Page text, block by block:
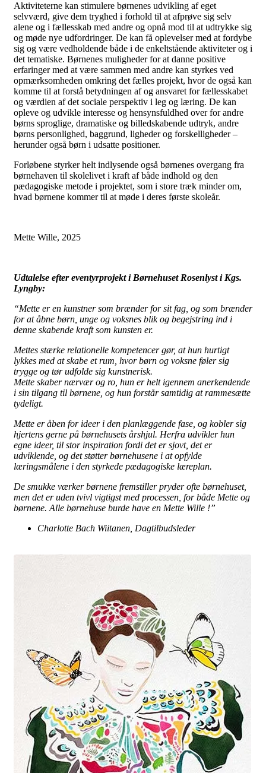
Aktiviteterne kan stimulere børnenes udvikling af eget
selvværd, give dem tryghed i forhold til at afprøve sig selv
alene og i fællesskab med andre og opnå mod til at udtrykke sig
og møde nye udfordringer. De kan få oplevelser med at fordybe
sig og være vedholdende både i de enkeltstående aktiviteter og i
det tematiske. Børnenes muligheder for at danne positive
erfaringer med at være sammen med andre kan styrkes ved
opmærksomheden omkring det fælles projekt, hvor de også kan
komme til at forstå betydningen af og ansvaret for fællesskabet
og værdien af det sociale perspektiv i leg og læring. De kan
opleve og udvikle interesse og hensynsfuldhed over for andre
børns sproglige, dramatiske og billedskabende udtryk, andre
børns personlighed, baggrund, ligheder og forskelligheder –
herunder også børn i udsatte positioner.
Forløbene styrker helt indlysende også børnenes overgang fra
børnehaven til skolelivet i kraft af både indhold og den
pædagogiske metode i projektet, som i store træk minder om,
hvad børnene kommer til at møde i deres første skoleår.
Mette Wille, 2025
Udtalelse efter eventyrprojekt i Børnehuset Rosenlyst i Kgs.
Lyngby:
“Mette er en kunstner som brænder for sit fag, og som brænder
for at åbne børn, unge og voksnes blik og begejstring ind i
denne skabende kraft som kunsten er.
Mettes stærke relationelle kompetencer gør, at hun hurtigt
lykkes med at skabe et rum, hvor børn og voksne føler sig
trygge og tør udfolde sig kunstnerisk.
Mette skaber nærvær og ro, hun er helt igennem anerkendende
i sin tilgang til børnene, og hun forstår samtidig at rammesætte
tydeligt.
Mette er åben for ideer i den planlæggende fase, og kobler sig
hjertens gerne på børnehusets årshjul. Herfra udvikler hun
egne ideer, til stor inspiration fordi det er sjovt, det er
udviklende, og det støtter børnehusene i at opfylde
læringsmålene i den styrkede pædagogiske læreplan.
De smukke værker børnene fremstiller pryder ofte børnehuset,
men det er uden tvivl vigtigst med processen, for både Mette og
børnene. Alle børnehuse burde have en Mette Wille !”
Charlotte Bach Wiitanen, Dagtilbudsleder